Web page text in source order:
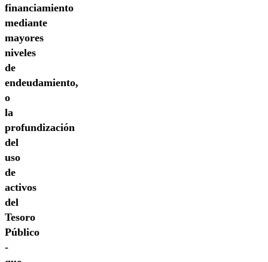
financiamiento
mediante
mayores
niveles
de
endeudamiento,
o
la
profundización
del
uso
de
activos
del
Tesoro
Público
-